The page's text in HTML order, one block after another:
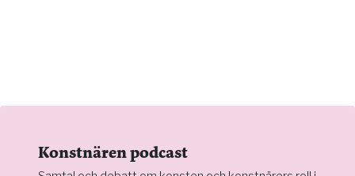
Konstnären podcast